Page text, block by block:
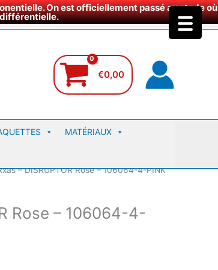
On est officiellement passé au stade où
différentielle.
€0,00
MATÉRIAUX
– DISRUPTOR Rose – 106064-4-PINK
Rose – 106064-4-